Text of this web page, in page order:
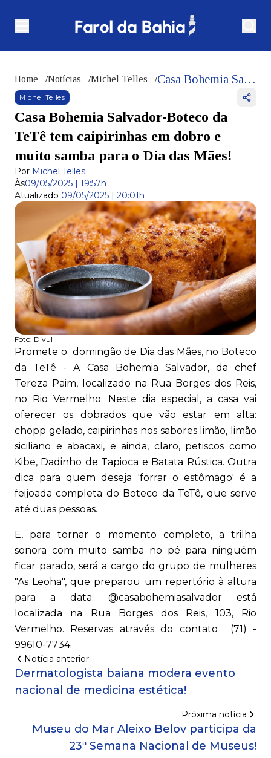
Home /Notícias /Michel Telles / Casa Bohemia Salvador-Boteco da TeTê tem caipirinhas em dobro e muito samba para o Dia das Mães!
Michel Telles
Casa Bohemia Salvador-Boteco da
TeTê tem caipirinhas em dobro e
muito samba para o Dia das Mães!
Por Michel Telles
Às09/05/2025 | 19:57h
Atualizado 09/05/2025 | 20:01h
Foto: Divul
Promete o domingão de Dia das Mães, no Boteco
da TeTê - A Casa Bohemia Salvador, da chef
Tereza Paim, localizado na Rua Borges dos Reis,
no Rio Vermelho. Neste dia especial, a casa vai
oferecer os dobrados que vão estar em alta:
chopp gelado, caipirinhas nos sabores limão, limão
siciliano e abacaxi, e ainda, claro, petiscos como
Kibe, Dadinho de Tapioca e Batata Rústica. Outra
dica para quem deseja 'forrar o estômago' é a
feijoada completa do Boteco da TeTê, que serve
até duas pessoas.
E, para tornar o momento completo, a trilha
sonora com muito samba no pé para ninguém
ficar parado, será a cargo do grupo de mulheres
"As Leoha", que preparou um repertório à altura
para a data. @casabohemiasalvador está
localizada na Rua Borges dos Reis, 103, Rio
Vermelho. Reservas através do contato (71) -
99610-7734.
Notícia anterior
Dermatologista baiana modera evento
nacional de medicina estética!
Próxima notícia
Museu do Mar Aleixo Belov participa da
23ª Semana Nacional de Museus!